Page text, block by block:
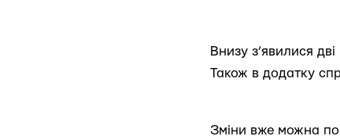
Внизу з’явилися
Також в додатку
Зміни вже можна